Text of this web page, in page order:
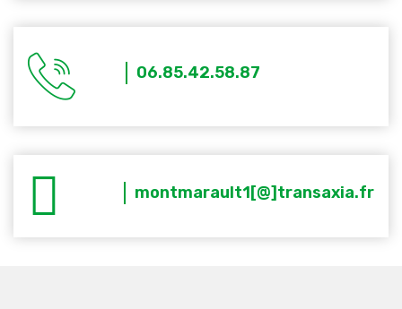
06.85.42.58.87
montmarault1[@]transaxia.fr